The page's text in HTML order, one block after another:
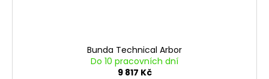
Bunda Technical Arbor
Do 10 pracovních dní
9 817 Kč